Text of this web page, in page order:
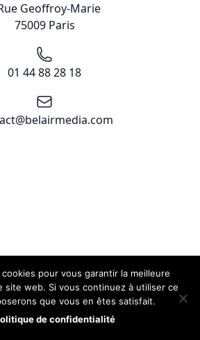
Geoffroy-Marie
75009 Paris
Téléphone
01 44 88 28 18
Email
pour vous garantir la meilleure
site web. Si vous continuez à utiliser ce
que vous en êtes satisfait.
de confidentialité